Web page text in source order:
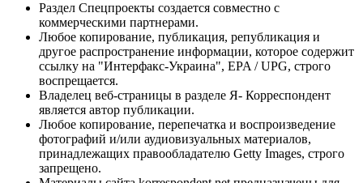
Раздел Спецпроекты создается совместно с
коммерческими партнерами.
Любое копирование, публикация, републикация и
другое распространение информации, которое содержит
ссылку на "Интерфакс-Украина", EPA / UPG, строго
воспрещается.
Владелец веб-страницы в разделе Я- Корреспондент
является автор публикации.
Любое копирование, перепечатка и воспроизведение
фотографий и/или аудиовизуальных материалов,
принадлежащих правообладателю Getty Images, строго
запрещено.